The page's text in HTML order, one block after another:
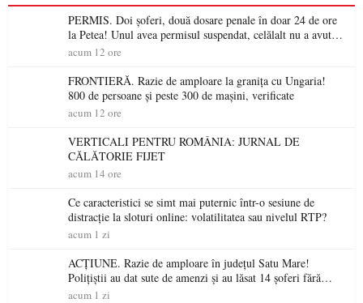
PERMIS. Doi șoferi, două dosare penale în doar 24 de ore
la Petea! Unul avea permisul suspendat, celălalt nu a avut
niciodată permis
acum 12 ore
FRONTIERĂ. Razie de amploare la granița cu Ungaria!
800 de persoane și peste 300 de mașini, verificate
acum 12 ore
VERTICALI PENTRU ROMÂNIA: JURNAL DE
CĂLĂTORIE FIJET
acum 14 ore
Ce caracteristici se simt mai puternic într-o sesiune de
distracție la sloturi online: volatilitatea sau nivelul RTP?
acum 1 zi
ACȚIUNE. Razie de amploare în județul Satu Mare!
Polițiștii au dat sute de amenzi și au lăsat 14 șoferi fără
permis într-o singură zi
acum 1 zi